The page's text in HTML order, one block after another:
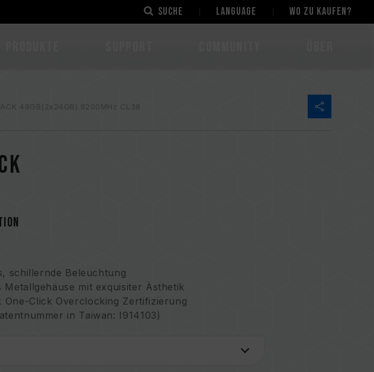
Suche LANGUAGE Wo zu kaufen?
48GB(2x24GB) 8200MHz CL38
schillernde Beleuchtung
Metallgehäuse mit exquisiter Ästhetik
One-Click Overclocking Zertifizierung
in Taiwan: I914103)
PMIC-Wärmeableitungsdesign
Power-Management-IC bietet Leistungsstabilität für bessere